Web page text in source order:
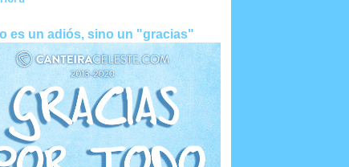
es un adiós, sino un "gracias"